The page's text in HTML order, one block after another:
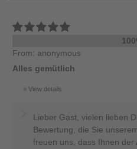
From: anonymous
Alles gemütlich
View details
Lieber Gast, vielen lieben
Bewertung, die Sie
freuen uns, dass Ihnen der